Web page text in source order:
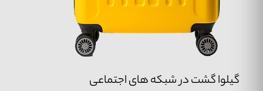
گیلوا گشت در شبکه های اجتماعی